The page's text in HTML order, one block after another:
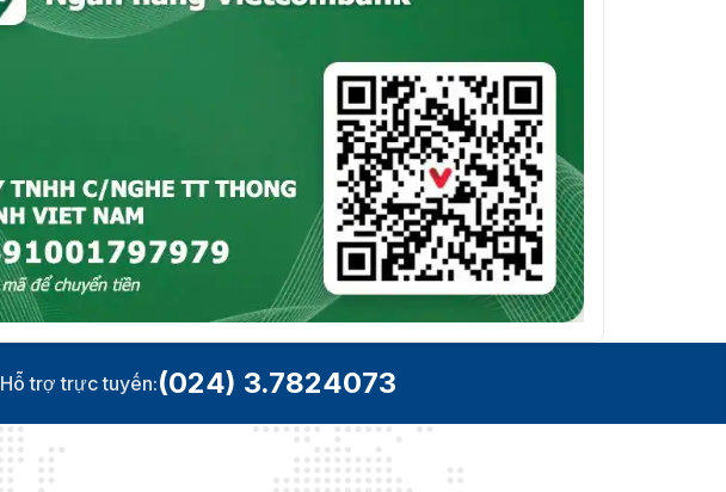
Hỗ trợ trực tuyến:(024) 3.7824073